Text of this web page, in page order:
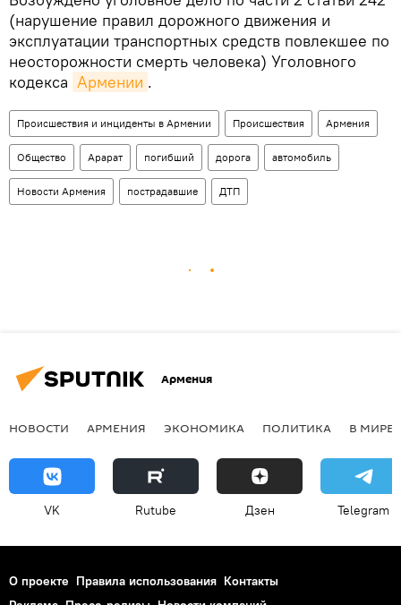
(нарушение правил дорожного движения и
эксплуатации транспортных средств повлекшее по
неосторожности смерть человека) Уголовного
кодекса Армении .
Происшествия и инциденты в Армении Происшествия Армения
Общество Арарат погибший дорога автомобиль
Новости Армения пострадавшие ДТП
Армения
НОВОСТИ АРМЕНИЯ ЭКОНОМИКА ПОЛИТИКА В МИРЕ
VK Rutube Дзен Telegram
О проекте Правила использования Контакты